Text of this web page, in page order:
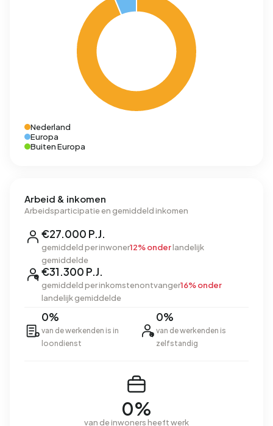
Nederland
Europa
Buiten Europa
Arbeid & inkomen
Arbeidsparticipatie en gemiddeld inkomen
€27.000 P.J.
gemiddeld per inwoner12% onderlandelijk
gemiddelde
€31.300 P.J.
gemiddeld per inkomstenontvanger16% onder
landelijk gemiddelde
0%
van de werkenden is in
loondienst
0%
van de werkenden is
zelfstandig
0%
van de inwoners heeft werk